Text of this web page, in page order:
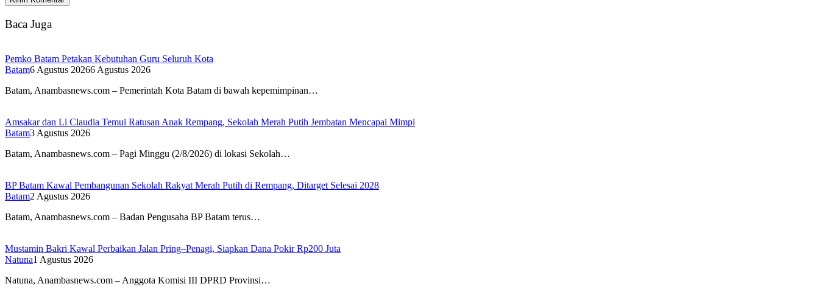
Baca Juga
Pemko Batam Petakan Kebutuhan Guru Seluruh Kota
Batam6 Agustus 20266 Agustus 2026
Batam, Anambasnews.com – Pemerintah Kota Batam di bawah kepemimpinan…
Amsakar dan Li Claudia Temui Ratusan Anak Rempang, Sekolah Merah Putih Jembatan Mencapai Mimpi
Batam3 Agustus 2026
Batam, Anambasnews.com – Pagi Minggu (2/8/2026) di lokasi Sekolah…
BP Batam Kawal Pembangunan Sekolah Rakyat Merah Putih di Rempang, Ditarget Selesai 2028
Batam2 Agustus 2026
Batam, Anambasnews.com – Badan Pengusaha BP Batam terus…
Mustamin Bakri Kawal Perbaikan Jalan Pring–Penagi, Siapkan Dana Pokir Rp200 Juta
Natuna1 Agustus 2026
Natuna, Anambasnews.com – Anggota Komisi III DPRD Provinsi…